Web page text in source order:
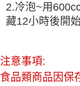
2.冷泡~用
藏12小時後開
注意事項:
食品類商品因保